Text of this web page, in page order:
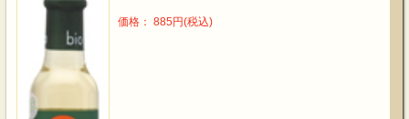
価格： 885円(税込)